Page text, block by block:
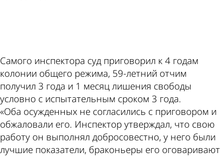
Самого инспектора суд приговорил к 4 годам
колонии общего режима, 59-летний отчим
получил 3 года и 1 месяц лишения свободы
условно с испытательным сроком 3 года.
«Оба осужденных не согласились с приговором и
обжаловали его. Инспектор утверждал, что свою
работу он выполнял добросовестно, у него были
лучшие показатели, браконьеры его оговаривают